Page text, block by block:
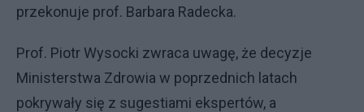
przekonuje prof. Barbara Radecka.
Prof. Piotr Wysocki zwraca uwagę, że decyzje
Ministerstwa Zdrowia w poprzednich latach
pokrywały się z sugestiami ekspertów, a